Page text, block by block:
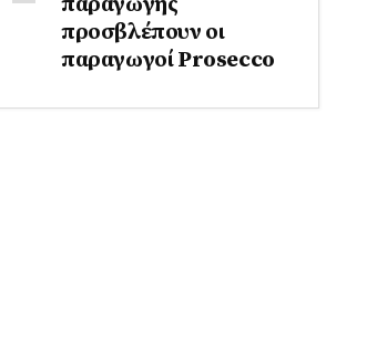
προσβλέπουν οι
παραγωγοί Prosecco